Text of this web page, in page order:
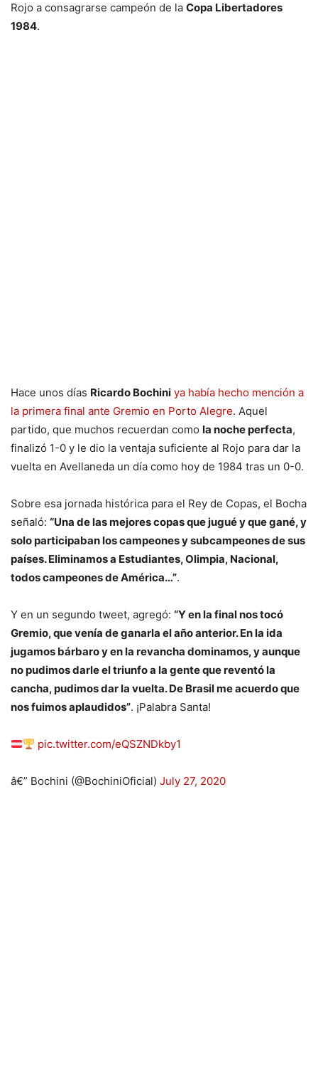
Rojo a consagrarse campeón de la Copa Libertadores
1984.
Hace unos días Ricardo Bochini ya había hecho mención a
la primera final ante Gremio en Porto Alegre. Aquel
partido, que muchos recuerdan como la noche perfecta,
finalizó 1-0 y le dio la ventaja suficiente al Rojo para dar la
vuelta en Avellaneda un día como hoy de 1984 tras un 0-0.
Sobre esa jornada histórica para el Rey de Copas, el Bocha
señaló: “Una de las mejores copas que jugué y que gané, y
solo participaban los campeones y subcampeones de sus
países. Eliminamos a Estudiantes, Olimpia, Nacional,
todos campeones de América…”.
Y en un segundo tweet, agregó: “Y en la final nos tocó
Gremio, que venía de ganarla el año anterior. En la ida
jugamos bárbaro y en la revancha dominamos, y aunque
no pudimos darle el triunfo a la gente que reventó la
cancha, pudimos dar la vuelta. De Brasil me acuerdo que
nos fuimos aplaudidos”. ¡Palabra Santa!
pic.twitter.com/eQSZNDkby1
â€” Bochini (@BochiniOficial) July 27, 2020